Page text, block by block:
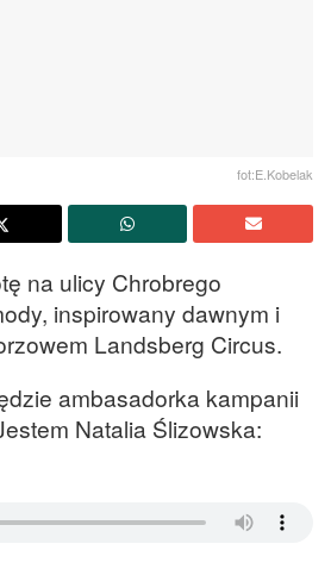
fot:E.Kobelak
na ulicy Chrobrego
inspirowany dawnym i
Landsberg Circus.
ambasadorka kampanii
Natalia Ślizowska: